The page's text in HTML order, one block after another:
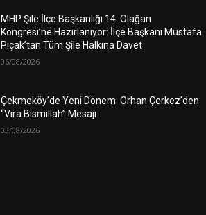
MHP Şile İlçe Başkanlığı 14. Olağan
Kongresi’ne Hazırlanıyor: İlçe Başkanı Mustafa
Pıçak’tan Tüm Şile Halkına Davet
06/08/2026
Çekmeköy’de Yeni Dönem: Orhan Çerkez’den
“Vira Bismillah” Mesajı
03/08/2026